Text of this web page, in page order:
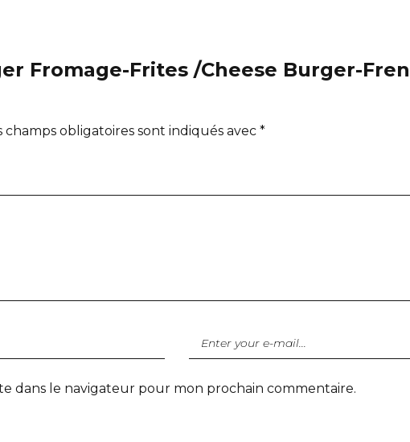
Fromage-Frites /Cheese Burger-
champs obligatoires sont indiqués avec *
dans le navigateur pour mon prochain commentaire.